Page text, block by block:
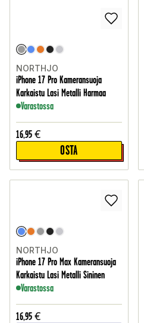
NORTHJO
iPhone 17 Pro Kameransuoja
Karkaistu Lasi Metalli Harmaa
Varastossa
16,95 €
OSTA
NORTHJO
iPhone 17 Pro Max Kameransuoja
Karkaistu Lasi Metalli Sininen
Varastossa
16,95 €